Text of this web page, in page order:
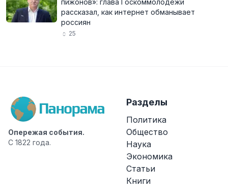
пижонов»: глава Госкоммолодёжи
рассказал, как интернет обманывает
россиян
25
Опережая события.
С 1822 года.
Разделы
Политика
Общество
Наука
Экономика
Статьи
Книги